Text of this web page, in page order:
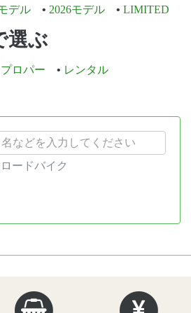
デル 2026モデル LIMITED
選ぶ
プロパー レンタル
ードバイク